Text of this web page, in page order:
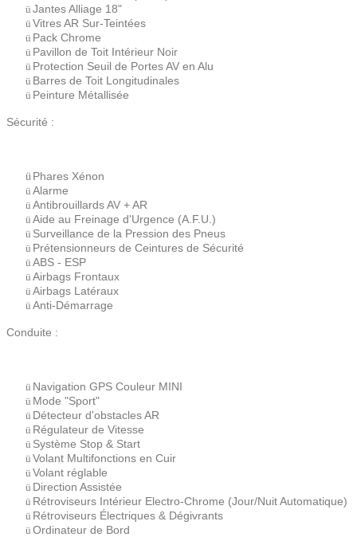
ü Jantes Alliage 18"
ü Vitres AR Sur-Teintées
ü Pack Chrome
ü Pavillon de Toit Intérieur Noir
ü Protection Seuil de Portes AV en Alu
ü Barres de Toit Longitudinales
ü Peinture Métallisée
Sécurité :
ü Phares Xénon
ü Alarme
ü Antibrouillards AV + AR
ü Aide au Freinage d'Urgence (A.F.U.)
ü Surveillance de la Pression des Pneus
ü Prétensionneurs de Ceintures de Sécurité
ü ABS - ESP
ü Airbags Frontaux
ü Airbags Latéraux
ü Anti-Démarrage
Conduite :
ü Navigation GPS Couleur MINI
ü Mode "Sport"
ü Détecteur d'obstacles AR
ü Régulateur de Vitesse
ü Système Stop & Start
ü Volant Multifonctions en Cuir
ü Volant réglable
ü Direction Assistée
ü Rétroviseurs Intérieur Electro-Chrome (Jour/Nuit Automatique)
ü Rétroviseurs Électriques & Dégivrants
ü Ordinateur de Bord